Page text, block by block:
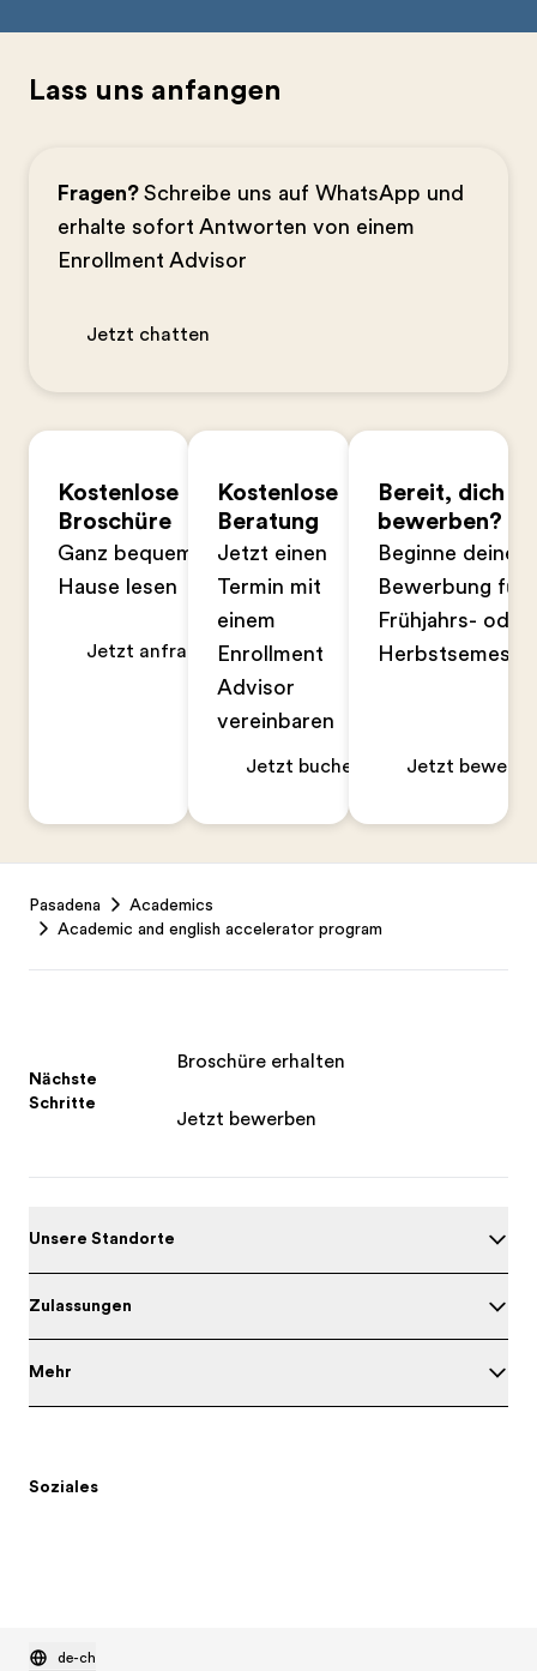
Lass uns anfangen
Fragen? Schreibe uns auf WhatsApp und
erhalte sofort Antworten von einem
Enrollment Advisor
Jetzt chatten
Kostenlose
Broschüre
Ganz bequem zu
Hause lesen
Jetzt anfragen
Kostenlose
Beratung
Jetzt einen
Termin mit
einem
Enrollment
Advisor
vereinbaren
Jetzt buchen
Bereit, dich zu
bewerben?
Beginne deine
Bewerbung für
Frühjahrs- oder
Jetzt
Pasadena
Academics
Academic and english accelerator program
Nächste
Schritte
Broschüre erhalten
Jetzt bewerben
Unsere Standorte
Zulassungen
Mehr
Soziales
de-ch